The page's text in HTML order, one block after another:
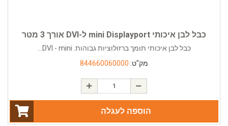
כבל לבן איכותי mini Displayport ל-DVI אורך 3 מטר
כבל לבן איכותי תומך ברזולוציות גבוהות. DVI - mini...
מק"ט: 844660060000
הוספה לעגלה